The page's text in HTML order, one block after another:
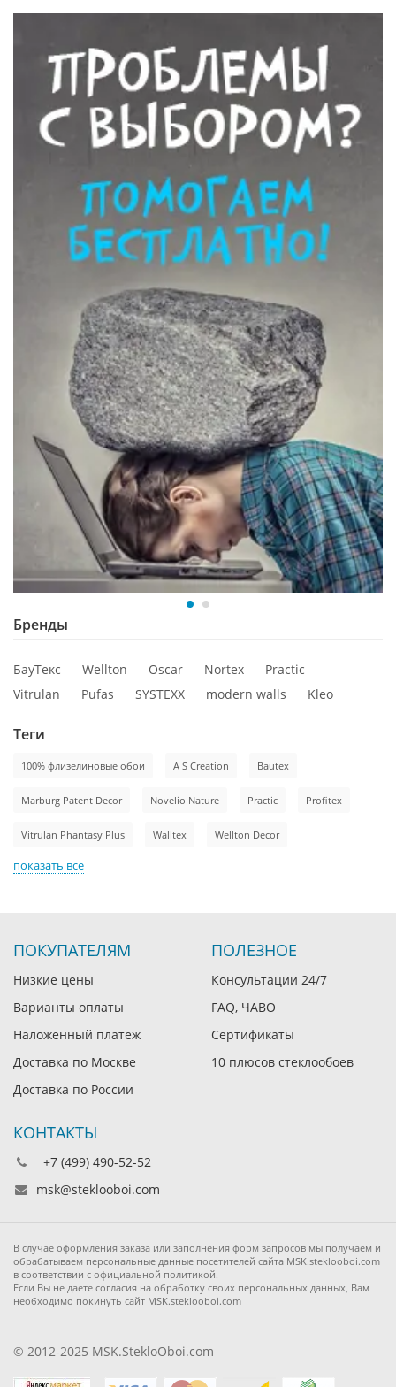
Бренды
БауТекс Wellton Oscar Nortex
Practic
Vitrulan
Pufas SYSTEXX modern walls Kleo
Теги
100% флизелиновые обои A S Creation Bautex
Marburg Patent Decor Novelio Nature Practic Profitex
Vitrulan Phantasy Plus Walltex Wellton Decor
показать все
ПОКУПАТЕЛЯМ
Низкие цены
Варианты оплаты
Наложенный платеж
Доставка по Москве
Доставка по России
ПОЛЕЗНОЕ
Консультации 24/7
FAQ, ЧАВО
Сертификаты
10 плюсов стеклообоев
КОНТАКТЫ
+7 (499) 490-52-52
msk@steklooboi.com
В случае оформления заказа или заполнения форм запросов мы получаем и
обрабатываем персональные данные посетителей сайта MSK.steklooboi.com
в соответствии с официальной политикой.
Если Вы не даете согласия на обработку своих персональных данных, Вам
необходимо покинуть сайт MSK.steklooboi.com
© 2012-2025 MSK.StekloOboi.com